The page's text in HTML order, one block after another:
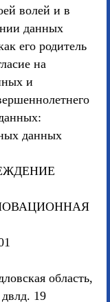
волей и в
данных
его родитель
на
и
данных
область,
двлд. 19